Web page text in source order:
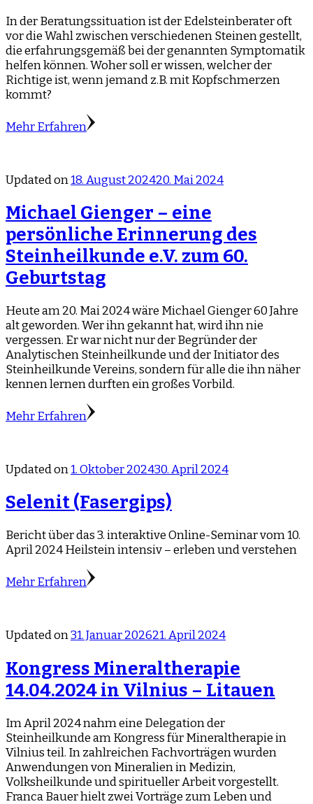
In der Beratungssituation ist der Edelsteinberater oft
vor die Wahl zwischen verschiedenen Steinen gestellt,
die erfahrungsgemäß bei der genannten Symptomatik
helfen können. Woher soll er wissen, welcher der
Richtige ist, wenn jemand z.B. mit Kopfschmerzen
kommt?
Mehr Erfahren
Updated on18. August 202420. Mai 2024
Michael Gienger – eine
persönliche Erinnerung des
Steinheilkunde e.V. zum 60.
Geburtstag
Heute am 20. Mai 2024 wäre Michael Gienger 60 Jahre
alt geworden. Wer ihn gekannt hat, wird ihn nie
vergessen. Er war nicht nur der Begründer der
Analytischen Steinheilkunde und der Initiator des
Steinheilkunde Vereins, sondern für alle die ihn näher
kennen lernen durften ein großes Vorbild.
Mehr Erfahren
Updated on1. Oktober 202430. April 2024
Selenit (Fasergips)
Bericht über das 3. interaktive Online-Seminar vom 10.
April 2024 Heilstein intensiv – erleben und verstehen
Mehr Erfahren
Updated on31. Januar 202621. April 2024
Kongress Mineraltherapie
14.04.2024 in Vilnius – Litauen
Im April 2024 nahm eine Delegation der
Steinheilkunde am Kongress für Mineraltherapie in
Vilnius teil. In zahlreichen Fachvorträgen wurden
Anwendungen von Mineralien in Medizin,
Volksheilkunde und spiritueller Arbeit vorgestellt.
Franca Bauer hielt zwei Vorträge zum Leben und